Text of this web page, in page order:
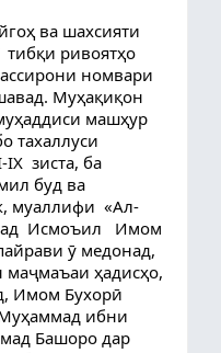
ривоятҳо
номвари
Муҳақиқон
машҳур
тахаллуси
зиста, ба
буд ва
муаллифи  «Ал-
Исмоъил   Имом
ӯ медонад,
ҳадисҳо,
Имом Бухорӣ
ибни
Башоро дар